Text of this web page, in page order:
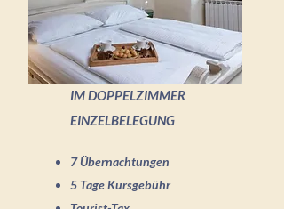
IM DOPPELZIMMER
EINZELBELEGUNG
7 Übernachtungen
5 Tage Kursgebühr